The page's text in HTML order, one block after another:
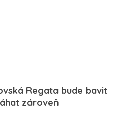
Regata bude bavit
zároveň